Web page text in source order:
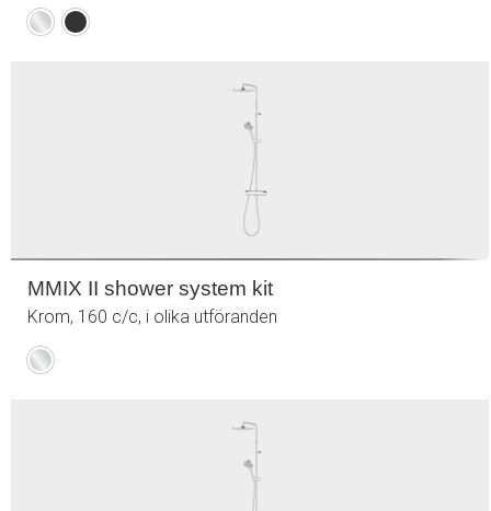
KromMattsvart
MMIX II shower system kit
Krom, 160 c/c, i olika utföranden
Krom